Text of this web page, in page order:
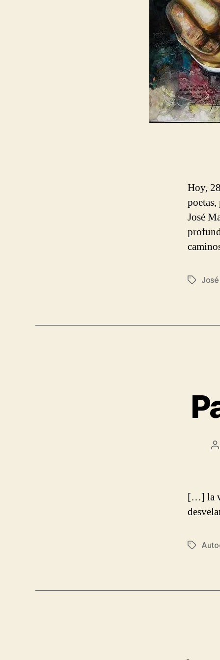
Hoy,
José
Tags
[…] la
Tags